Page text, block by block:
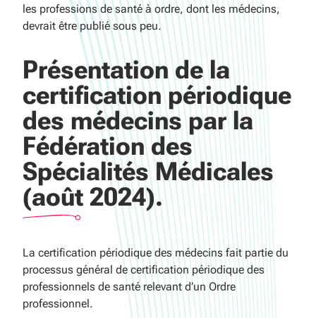
les professions de santé à ordre, dont les médecins,
devrait être publié sous peu.
Présentation de la
certification périodique
des médecins par la
Fédération des
Spécialités Médicales
(août 2024).
La certification périodique des médecins fait partie du
processus général de certification périodique des
professionnels de santé relevant d’un Ordre
professionnel.